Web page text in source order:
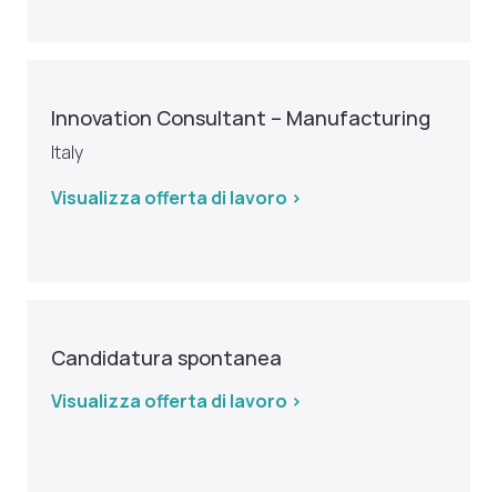
Innovation Consultant – Manufacturing
Italy
Visualizza offerta di lavoro >
Candidatura spontanea
Visualizza offerta di lavoro >